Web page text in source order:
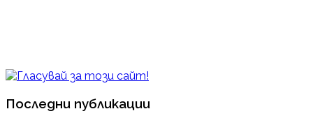
Последни публикации